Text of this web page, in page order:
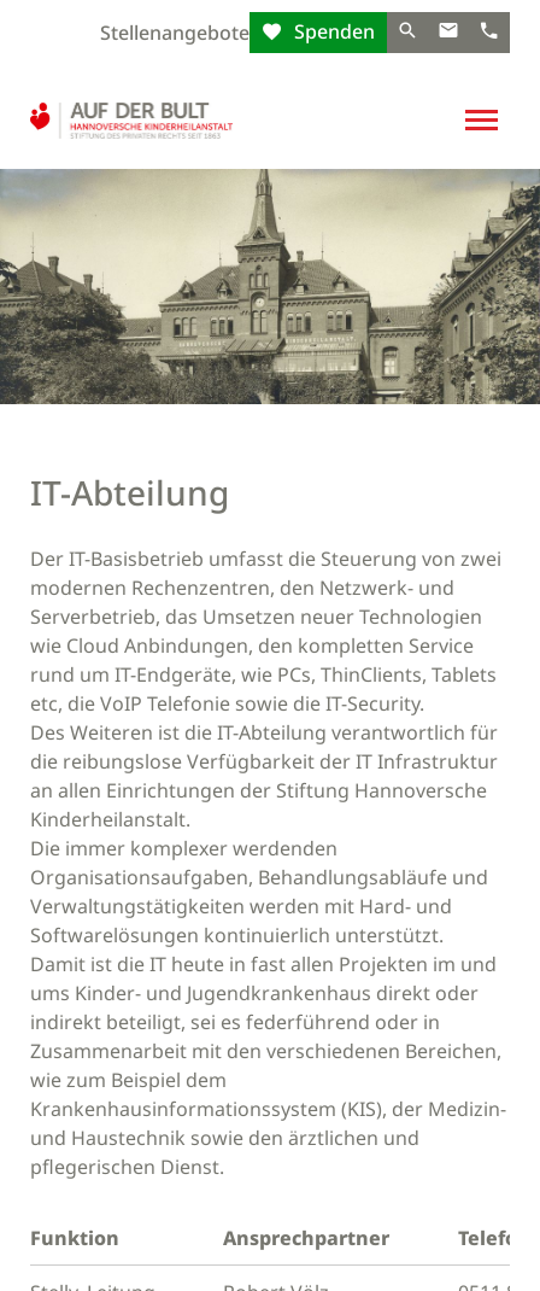
Stellenangebote Spenden
IT-Abteilung
Der IT-Basisbetrieb umfasst die Steuerung von zwei
modernen Rechenzentren, den Netzwerk- und
Serverbetrieb, das Umsetzen neuer Technologien
wie Cloud Anbindungen, den kompletten Service
rund um IT-Endgeräte, wie PCs, ThinClients, Tablets
etc, die VoIP Telefonie sowie die IT-Security.
Des Weiteren ist die IT-Abteilung verantwortlich für
die reibungslose Verfügbarkeit der IT Infrastruktur
an allen Einrichtungen der Stiftung Hannoversche
Kinderheilanstalt.
Die immer komplexer werdenden
Organisationsaufgaben, Behandlungsabläufe und
Verwaltungstätigkeiten werden mit Hard- und
Softwarelösungen kontinuierlich unterstützt.
Damit ist die IT heute in fast allen Projekten im und
ums Kinder- und Jugendkrankenhaus direkt oder
indirekt beteiligt, sei es federführend oder in
Zusammenarbeit mit den verschiedenen Bereichen,
wie zum Beispiel dem
Krankenhausinformationssystem (KIS), der Medizin-
und Haustechnik sowie den ärztlichen und
pflegerischen Dienst.
Funktion Ansprechpartner Telefon